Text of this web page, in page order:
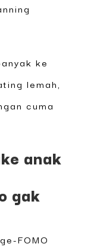
ke
lemah,
cuma
anak
gak
FOMO